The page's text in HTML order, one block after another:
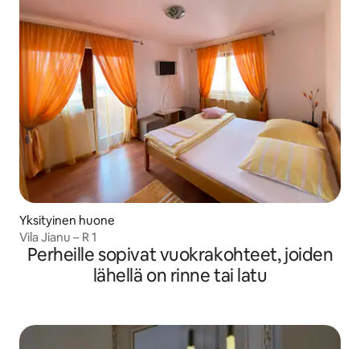
Yksityinen huone
Vila Jianu – R 1
Perheille sopivat vuokrakohteet, joiden
lähellä on rinne tai latu